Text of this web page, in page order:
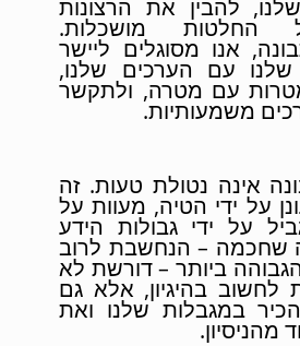
להבין את הרצונות
החלטות מושכלות.
אנו מסוגלים ליישר
עם הערכים שלנו,
עם מטרה, ולתקשר
משמעותיות.
אינה נטולת טעות. זה
על ידי הטיה, מעוות על
על ידי גבולות הידע
שחכמה – הנחשבת לרוב
הגבוהה ביותר – דורשת לא
לחשוב בהיגיון, אלא גם
במגבלות שלנו ואת
מהניסיון.